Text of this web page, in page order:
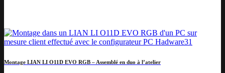
Montage LIAN LI O11D EVO RGB – Assemblé en duo à l’atelier